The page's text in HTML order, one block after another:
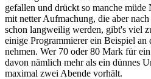
gefallen und drückt so manche müde
mit netter Aufmachung, die aber nach
schon langweilig werden, gibt's viel
einige Programmierer ein Beispiel
nehmen. Wer 70 oder 80 Mark für
davon nämlich mehr als ein dünnes
maximal zwei Abende vorhält.